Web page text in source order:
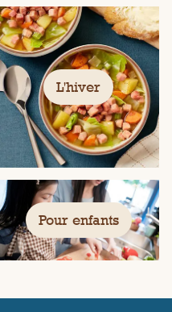
L'hiver
Pour enfants